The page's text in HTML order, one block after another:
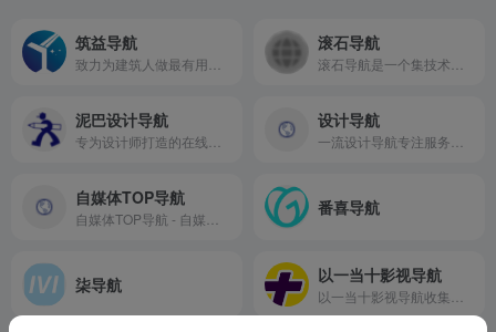
筑益导航 滚石导航
泥巴设计导航 设计导航
自媒体TOP导航 番喜导航
柒导航 以一当十影视导航